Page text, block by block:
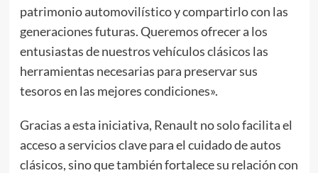
patrimonio automovilístico y compartirlo con las
generaciones futuras. Queremos ofrecer a los
entusiastas de nuestros vehículos clásicos las
herramientas necesarias para preservar sus
tesoros en las mejores condiciones».
Gracias a esta iniciativa, Renault no solo facilita el
acceso a servicios clave para el cuidado de autos
clásicos, sino que también fortalece su relación con